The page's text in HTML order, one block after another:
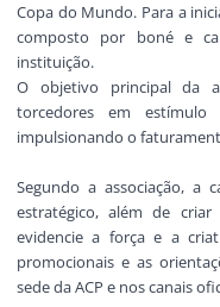
Copa do Mundo. Para a
composto por boné e
instituição.
O objetivo principal da
torcedores em
impulsionando o
Segundo a associação, a
estratégico, além de
evidencie a força e a
promocionais e as
sede da ACP e nos canais